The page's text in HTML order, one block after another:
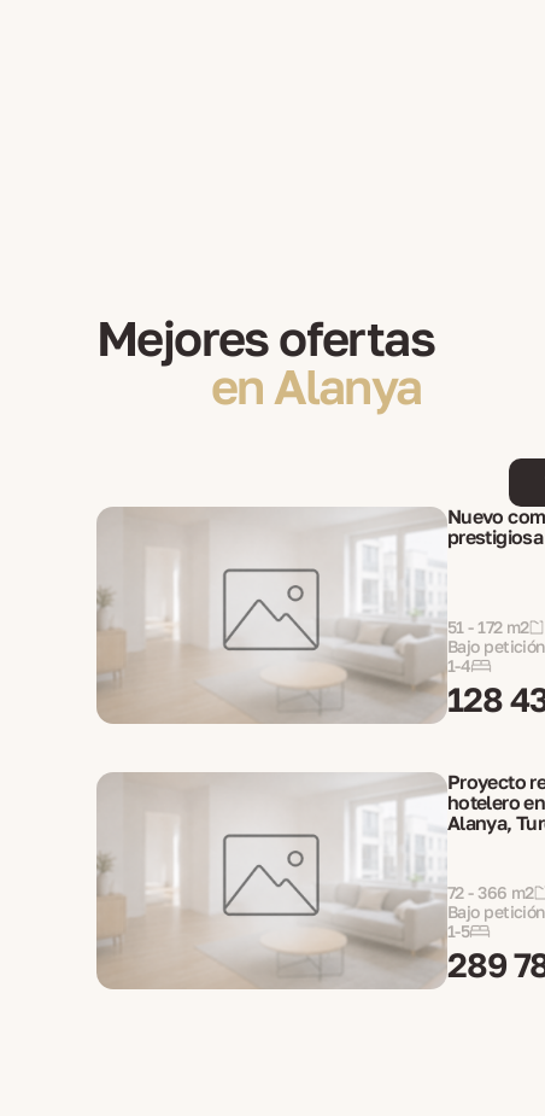
Mejores ofertas
en Alanya
Nuevo
51 - 172 m2
Bajo petición
1-4
128
Proyecto
hotelero
Alanya,
72 - 366 m2
Bajo petición
1-5
289